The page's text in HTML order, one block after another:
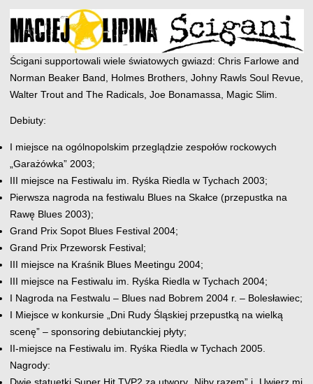
Ścigani supportowali wiele światowych gwiazd: Chris Farlowe and
Norman Beaker Band, Holmes Brothers, Johny Rawls Soul Revue,
Walter Trout and The Radicals, Joe Bonamassa, Magic Slim.
Debiuty:
I miejsce na ogólnopolskim przeglądzie zespołów rockowych
„Garażówka” 2003;
III miejsce na Festiwalu im. Ryśka Riedla w Tychach 2003;
Pierwsza nagroda na festiwalu Blues na Skałce (przepustka na
Rawę Blues 2003);
Grand Prix Sopot Blues Festival 2004;
Grand Prix Przeworsk Festival;
III miejsce na Kraśnik Blues Meetingu 2004;
III miejsce na Festiwalu im. Ryśka Riedla w Tychach 2004;
I Nagroda na Festwalu – Blues nad Bobrem 2004 r. – Bolesławiec;
I Miejsce w konkursie „Dni Rudy Śląskiej przepustką na wielką
scenę” – sponsoring debiutanckiej płyty;
II-miejsce na Festiwalu im. Ryśka Riedla w Tychach 2005.
Nagrody: